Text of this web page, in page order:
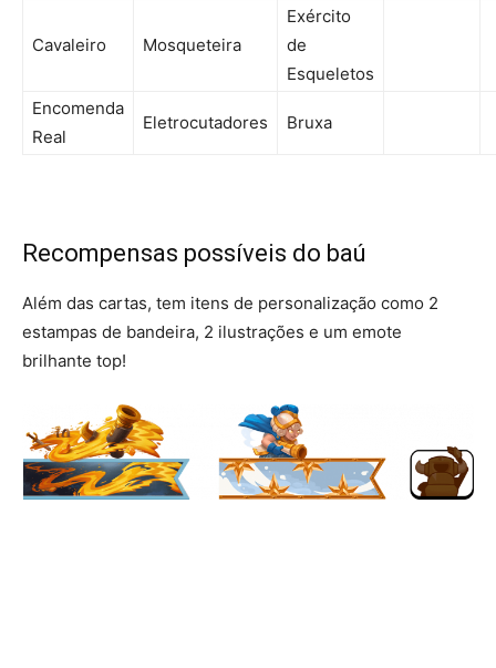
Cavaleiro Mosqueteira
Exército
de
Esqueletos
Encomenda
Real
Eletrocutadores Bruxa
Recompensas possíveis do baú
Além das cartas, tem itens de personalização como 2
estampas de bandeira, 2 ilustrações e um emote
brilhante top!